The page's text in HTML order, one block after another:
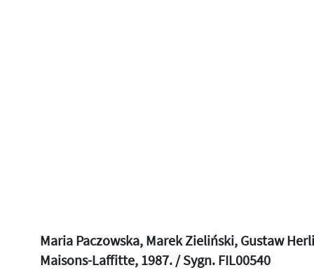
Maria Paczowska, Marek Zieliński, Gustaw
Maisons-Laffitte, 1987. / Sygn. FIL00540